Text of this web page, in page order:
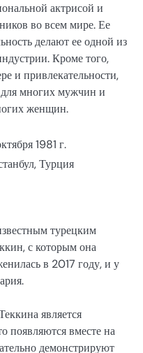
актрисой и
во всем мире. Ее
делают ее одной из
Кроме того,
и привлекательности,
многих мужчин и
женщин.
1981 г.
Турция
турецким
с которым она
в 2017 году, и у
является
появляются вместе на
демонстрируют